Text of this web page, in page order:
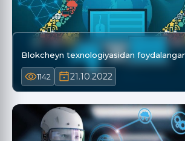
Blokcheyn texnologiyasidan
1142 21.10.2022